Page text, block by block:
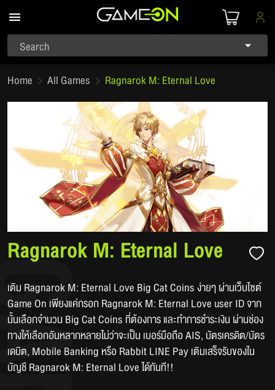
Search
Home
All Games Ragnarok M: Eternal Love
Ragnarok M: Eternal Love
เติม Ragnarok M: Eternal Love Big Cat Coins ง่ายๆ ผ่านเว็บไซต์
Game On เพียงแค่กรอก Ragnarok M: Eternal Love user ID จาก
นั้นเลือกจำนวน Big Cat Coins ที่ต้องการ และทำการชำระเงิน ผ่านช่อง
ทางให้เลือกอันหลากหลายไม่ว่าจะเป็น เบอร์มือถือ AIS, บัตรเครดิต/บัตร
เดบิต, Mobile Banking หรือ Rabbit LINE Pay เติมเสร็จรับของใน
บัญชี Ragnarok M: Eternal Love ได้ทันที!!